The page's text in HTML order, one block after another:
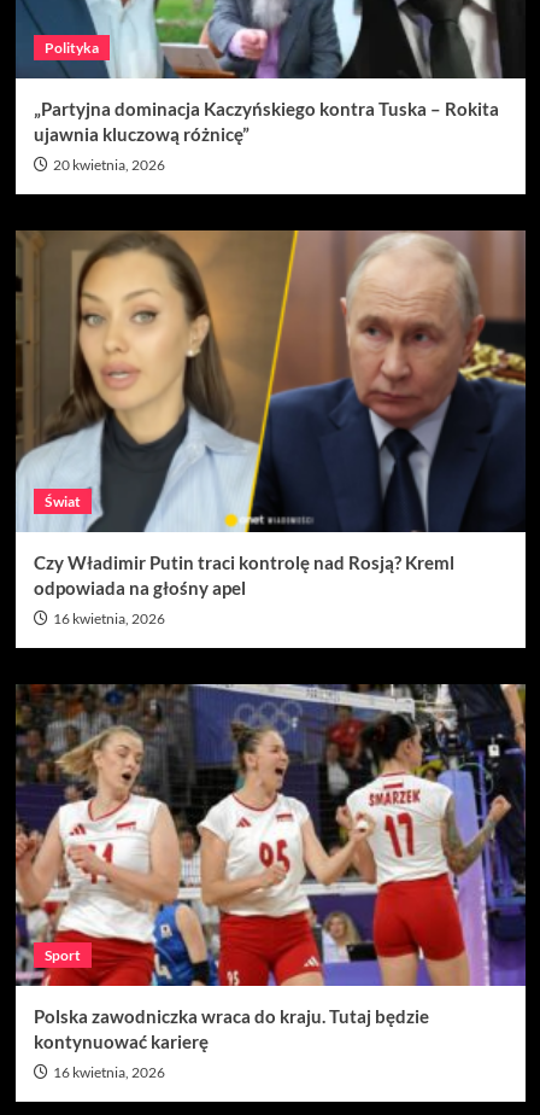
Polityka
„Partyjna dominacja Kaczyńskiego kontra Tuska – Rokita
ujawnia kluczową różnicę”
20 kwietnia, 2026
Świat
Czy Władimir Putin traci kontrolę nad Rosją? Kreml
odpowiada na głośny apel
16 kwietnia, 2026
Sport
Polska zawodniczka wraca do kraju. Tutaj będzie
kontynuować karierę
16 kwietnia, 2026